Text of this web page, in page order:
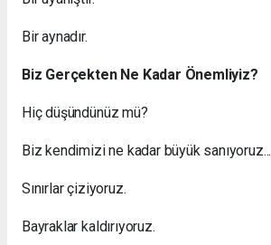
Bir aynadır.
Biz Gerçekten Ne Kadar Önemliyiz?
Hiç düşündünüz mü?
Biz kendimizi ne kadar büyük sanıyoruz...
Sınırlar çiziyoruz.
Bayraklar kaldırıyoruz.